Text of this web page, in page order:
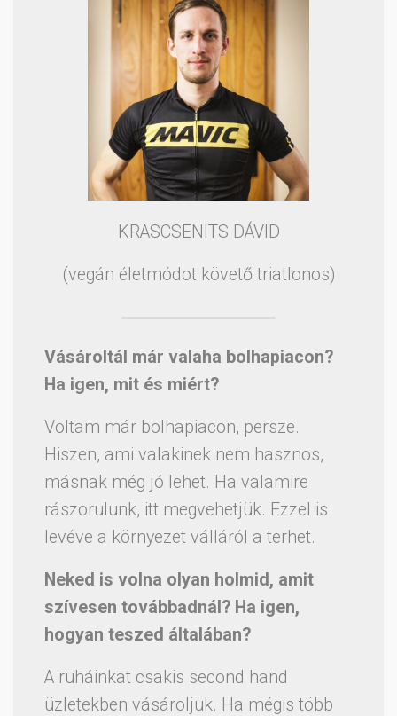
KRASCSENITS DÁVID
(vegán életmódot követő triatlonos)
Vásároltál már valaha bolhapiacon?
Ha igen, mit és miért?
Voltam már bolhapiacon, persze.
Hiszen, ami valakinek nem hasznos,
másnak még jó lehet. Ha valamire
rászorulunk, itt megvehetjük. Ezzel is
levéve a környezet válláról a terhet.
Neked is volna olyan holmid, amit
szívesen továbbadnál? Ha igen,
hogyan teszed általában?
A ruháinkat csakis second hand
üzletekben vásároljuk. Ha mégis több